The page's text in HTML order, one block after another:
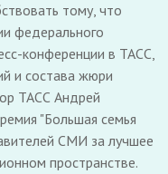
тому, что
федерального
конференции в ТАСС,
и состава жюри
ТАСС Андрей
"Большая семья
СМИ за лучшее
пространстве.